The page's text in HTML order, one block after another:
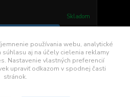
Skladom
používania webu, analytické
aj na účely cielenia reklamy
Nastavenie vlastných preferencií
upraviť odkazom v spodnej časti
stránok.